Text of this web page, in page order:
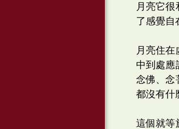
月亮它
了感覺自
月亮住
中到處應
念佛、念
都沒有什
這個就等